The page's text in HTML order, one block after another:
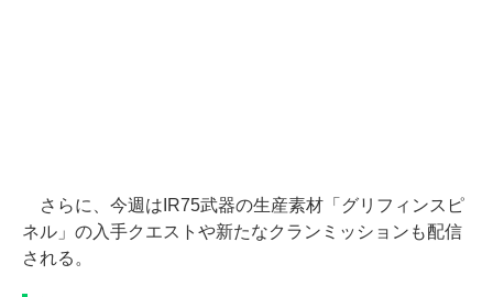
さらに、今週はIR75武器の生産素材「グリフィンスピ
ネル」の入手クエストや新たなクランミッションも配信
される。